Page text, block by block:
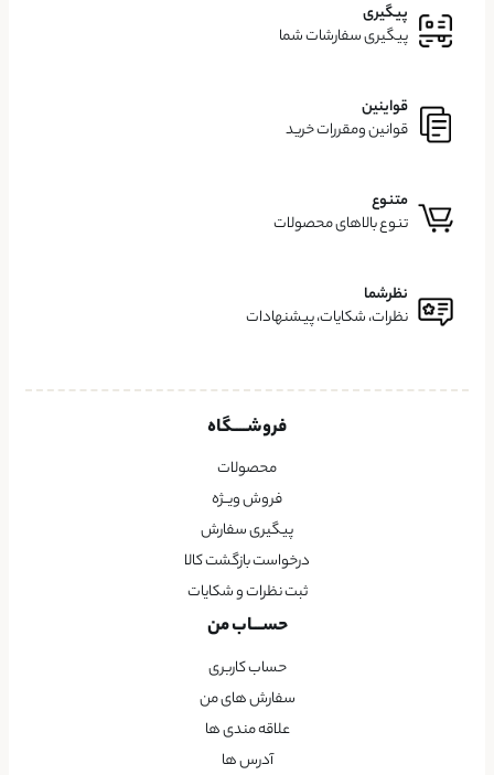
پیگیری
پیگیری سفارشات شما
قواینین
قوانین ومقررات خرید
متنوع
تنوع بالاهای محصولات
نظرشما
نظرات، شکایات، پیشنهادات
فروشــــگاه
محصولات
فروش ویــژه
پیگیری سفارش
درخواست بازگشت کالا
ثبت نظرات و شکایات
حســـاب من
حساب کاربری
سفارش های من
علاقه مندی ها
آدرس ها